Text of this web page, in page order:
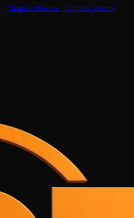
Chemical Brothers - Galvanize (Remix)